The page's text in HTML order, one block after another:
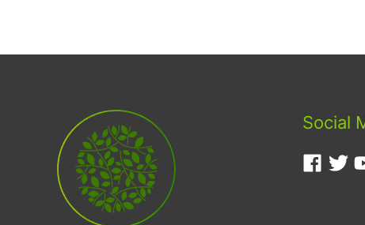
Social